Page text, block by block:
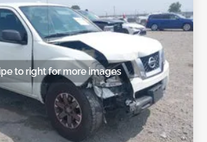
to right for more images